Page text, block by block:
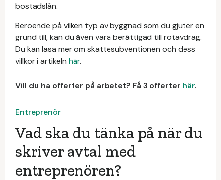
bostadslån.
Beroende på vilken typ av byggnad som du gjuter en
grund till, kan du även vara berättigad till rotavdrag.
Du kan läsa mer om skattesubventionen och dess
villkor i artikeln här.
Vill du ha offerter på arbetet? Få 3 offerter här.
Entreprenör
Vad ska du tänka på när du
skriver avtal med
entreprenören?